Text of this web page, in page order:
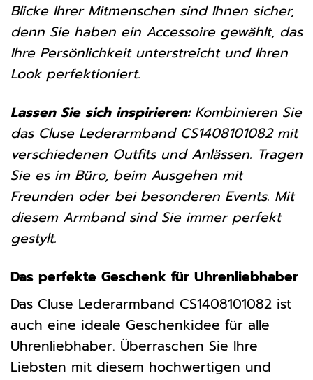
Blicke Ihrer Mitmenschen sind Ihnen sicher,
denn Sie haben ein Accessoire gewählt, das
Ihre Persönlichkeit unterstreicht und Ihren
Look perfektioniert.
Lassen Sie sich inspirieren:Kombinieren Sie
das Cluse Lederarmband CS1408101082 mit
verschiedenen Outfits und Anlässen. Tragen
Sie es im Büro, beim Ausgehen mit
Freunden oder bei besonderen Events. Mit
diesem Armband sind Sie immer perfekt
gestylt.
Das perfekte Geschenk für Uhrenliebhaber
Das Cluse Lederarmband CS1408101082 ist
auch eine ideale Geschenkidee für alle
Uhrenliebhaber. Überraschen Sie Ihre
Liebsten mit diesem hochwertigen und